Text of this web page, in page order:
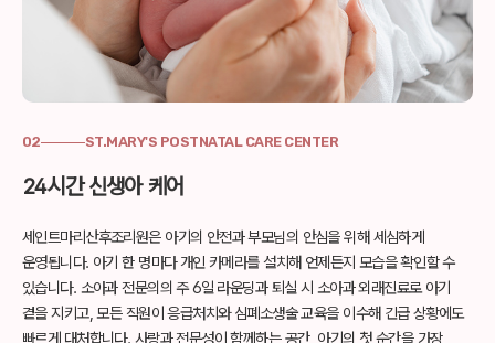
02 ST.MARY'S POSTNATAL CARE CENTER
24시간 신생아 케어
세인트마리산후조리원은 아기의 안전과 부모님의 안심을 위해 세심하게
운영됩니다. 아기 한 명마다 개인 카메라를 설치해 언제든지 모습을 확인할 수
있습니다. 소아과 전문의의 주 6일 라운딩과 퇴실 시 소아과 외래진료로 아기
곁을 지키고,모든 직원이 응급처치와 심폐소생술 교육을 이수해 긴급 상황에도
빠르게 대처합니다. 사랑과 전문성이 함께하는 공간, 아기의 첫 순간을 가장